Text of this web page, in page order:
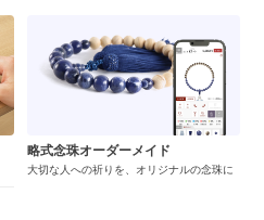
略式念珠オーダーメイド
大切な人への祈りを、オリジナルの念珠に